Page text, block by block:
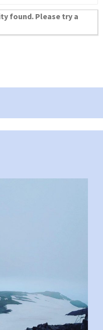
found. Please try a